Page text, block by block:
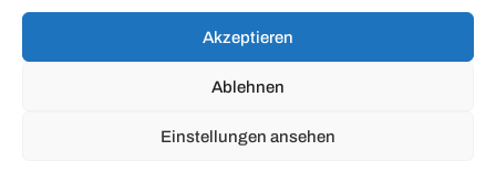
Akzeptieren
Ablehnen
Einstellungen ansehen
1030 Wien – Österreich
Öffnungszeiten nach Vereinbarung